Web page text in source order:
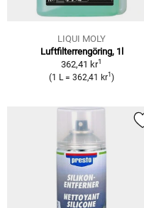
LIQUI MOLY
Luft­fil­ter­ren­gö­ring, 1l
362,41 kr1
(1 L = 362,41 kr1 )